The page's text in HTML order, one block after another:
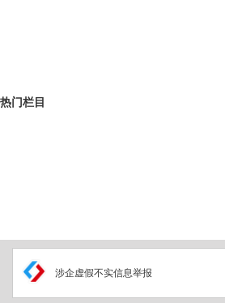
热门栏目
涉企虚假不实信息举报